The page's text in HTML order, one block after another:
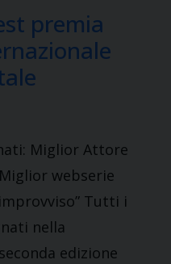
premia
Miglior Attore
webserie
Tutti i
nella
edizione